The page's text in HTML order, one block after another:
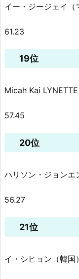
イー・ジージェイ（
61.23
19位
Micah Kai LYNETTE
57.45
20位
ハリソン・ジョンエ
56.27
21位
イ・シヒョン（韓国）